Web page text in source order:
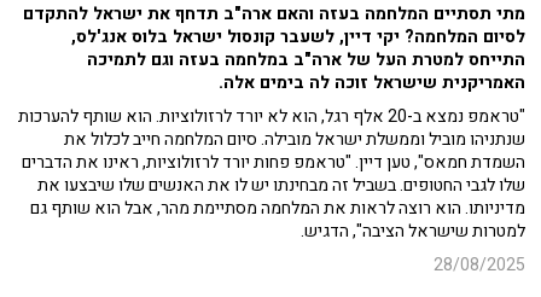
מתי תסתיים המלחמה בעזה והאם ארה"ב תדחף את ישראל להתקדם
לסיום המלחמה? יקי דיין, לשעבר קונסול ישראל בלוס אנג'לס,
התייחס למטרת העל של ארה"ב במלחמה בעזה וגם לתמיכה
האמריקנית שישראל זוכה לה בימים אלה.
"טראמפ נמצא ב-20 אלף רגל, הוא לא יורד לרזולוציות. הוא שותף להערכות
שנתניהו מוביל וממשלת ישראל מובילה. סיום המלחמה חייב לכלול את
השמדת חמאס", טען דיין. "טראמפ פחות יורד לרזולוציות, ראינו את הדברים
שלו לגבי החטופים. בשביל זה מבחינתו יש לו את האנשים שלו שיבצעו את
מדיניותו. הוא רוצה לראות את המלחמה מסתיימת מהר, אבל הוא שותף גם
למטרות שישראל הציבה", הדגיש.
28/08/2025